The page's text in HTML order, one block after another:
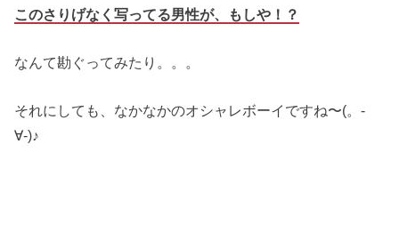
このさりげなく写ってる男性が、もしや！？
なんて勘ぐってみたり。。。
それにしても、なかなかのオシャレボーイですね〜(。-
∀-)♪